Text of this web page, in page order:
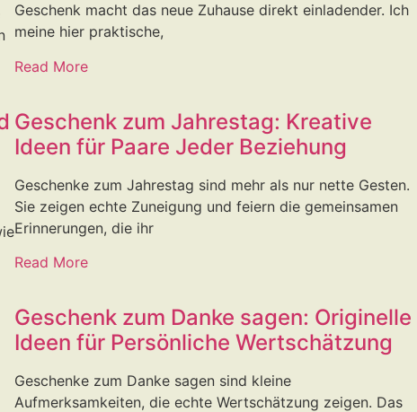
Geschenk macht das neue Zuhause direkt einladender. Ich
meine hier praktische,
Read More
Geschenk zum Jahrestag: Kreative
Ideen für Paare Jeder Beziehung
Geschenke zum Jahrestag sind mehr als nur nette Gesten.
Sie zeigen echte Zuneigung und feiern die gemeinsamen
Erinnerungen, die ihr
Read More
Geschenk zum Danke sagen: Originelle
Ideen für Persönliche Wertschätzung
Geschenke zum Danke sagen sind kleine
Aufmerksamkeiten, die echte Wertschätzung zeigen. Das